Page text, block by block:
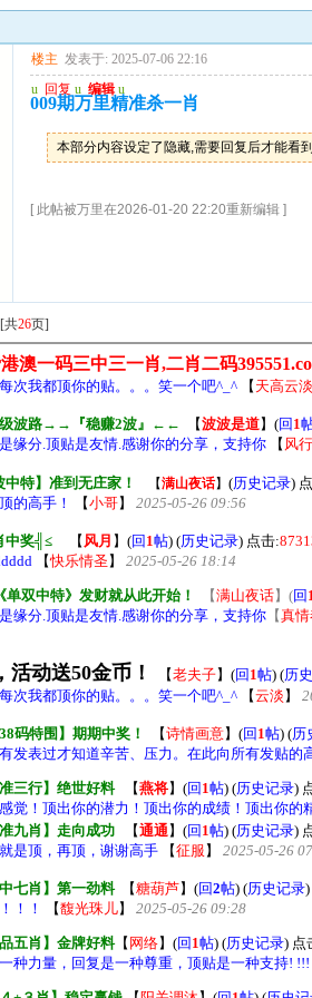
楼主 发表于: 2025-07-06 22:16
u 回复 u 编辑 u
009期万里精准杀一肖
本部分内容设定了隐藏,需要回复后才能看到
[ 此帖被万里在2026-01-20 22:20重新编辑 ]
[共26页]